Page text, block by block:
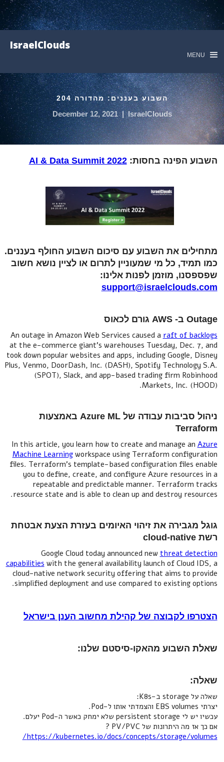
IsraelClouds
MENU
השבוע בעננים: מהדורה 204
IsraelClouds
|
December 12, 2021
השבוע הפינה בחסות:AI & Data Summit 2022
מתחילים את השבוע עם סיכום השבוע החולף בעננים.
כמו תמיד, כל מי שמעוניין לתרום או לציין נושא חשוב
שפספסנו, מוזמן לפנות אלינו:
support@israelclouds.com
Outage ב- AWS גורם לכאוס
An outage in Amazon Web Services caused a raft of backlogs
at the e-commerce giant's warehouses Tuesday, Dec. 7, and
took down popular websites and apps, including Google, Disney
Plus, Venmo, DoorDash, Inc. (DASH), Spotify Technology S.A.
(SPOT), Slack, and app-based trading firm Robinhood
Markets, Inc. (HOOD).
ניהול סביבות עבודה של Azure ML באמצעות
Terraform
In this article, you learn how to create and manage an Azure
Machine Learningworkspace using Terraform configuration
files. Terraform's template-based configuration files enable
you to define, create, and configure Azure resources in a
repeatable and predictable manner. Terraform tracks
resource state and is able to clean up and destroy resources.
גוגל מגבירה את זיהוי האיומים בעזרת הצעת אבטחת
רשת cloud-native
Google Cloud today announced new threat detection
capabilities with the general availability launch of Cloud IDS, a
cloud-native network security offering that aims to provide
simplified deployment and use compared to existing options.
הצטרפו לקבוצה של קהילת מחשוב הענן בישראל
שאלת השבוע מהאקו-סיסטם שלנו:
שאלה:
שאלה על storage ב-K8s:
יצרתי EBS volumes והצמדתי אותו ל-Pod.
עכשיו יש לי persistent storage שלא ימחק כאשר ה-Pod יעלם.
אם כך אז מה היתרונות של PV/PVC ?
https://kubernetes.io/docs/concepts/storage/volumes/